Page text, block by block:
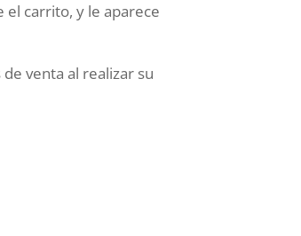
el carrito, y le aparece
venta al realizar su